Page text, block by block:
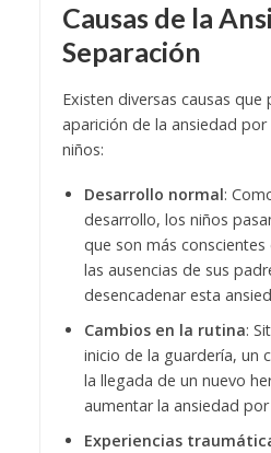
Causas de la
Separación
Existen diversas causas
aparición de la ansiedad
niños:
Desarrollo normal:
desarrollo, los niños
que son más
las ausencias de sus
desencadenar esta
Cambios en la rutina:
inicio de la guardería, un
la llegada de un nuevo
aumentar la ansiedad
Experiencias